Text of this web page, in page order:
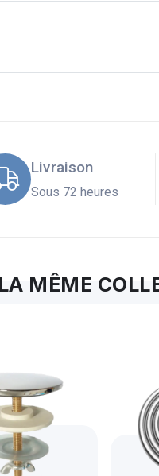
Livraison
Sous 72 heures
MÊME